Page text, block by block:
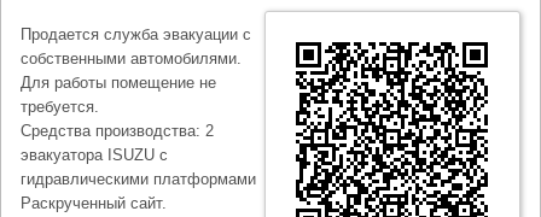
Продается служба эвакуации с
собственными автомобилями.
Для работы помещение не
требуется.
Средства производства: 2
эвакуатора ISUZU с
гидравлическими платформами
Раскрученный сайт.